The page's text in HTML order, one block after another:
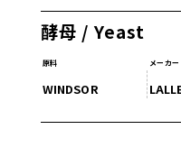
酵母 / Yeast
原料 メーカー
WINDSOR